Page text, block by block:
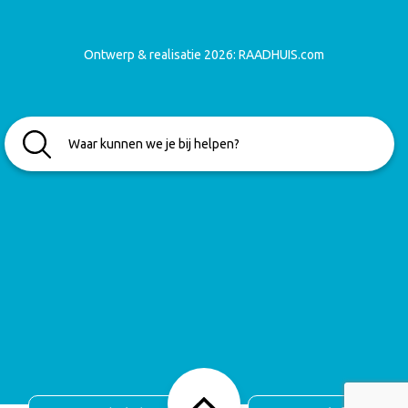
Ontwerp & realisatie 2026: RAADHUIS.com